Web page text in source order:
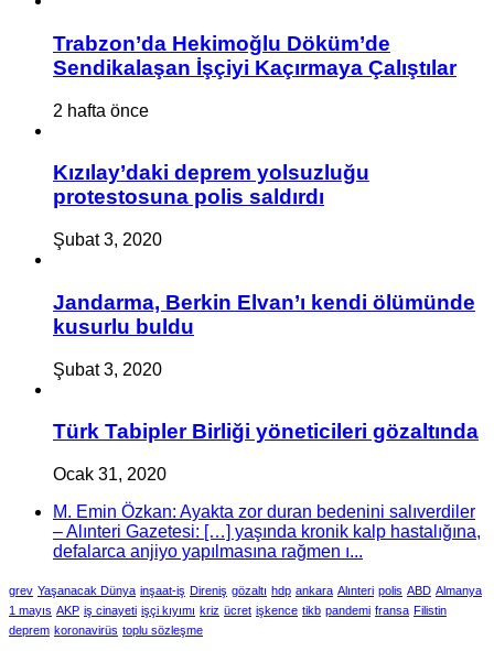
Trabzon’da Hekimoğlu Döküm’de
Sendikalaşan İşçiyi Kaçırmaya Çalıştılar
2 hafta önce
Kızılay’daki deprem yolsuzluğu
protestosuna polis saldırdı
Şubat 3, 2020
Jandarma, Berkin Elvan’ı kendi ölümünde
kusurlu buldu
Şubat 3, 2020
Türk Tabipler Birliği yöneticileri gözaltında
Ocak 31, 2020
M. Emin Özkan: Ayakta zor duran bedenini salıverdiler
– Alınteri Gazetesi: […] yaşında kronik kalp hastalığına,
defalarca anjiyo yapılmasına rağmen ı...
grev Yaşanacak Dünya inşaat-iş Direniş gözaltı hdp ankara Alınteri polis ABD Almanya
1 mayıs AKP iş cinayeti işçi kıyımı kriz ücret işkence tikb pandemi fransa Filistin
deprem koronavirüs toplu sözleşme